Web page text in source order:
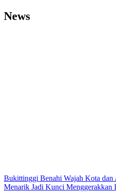
News
Bukittinggi Benahi Wajah Kota dan
Menarik Jadi Kunci Menggerakkan